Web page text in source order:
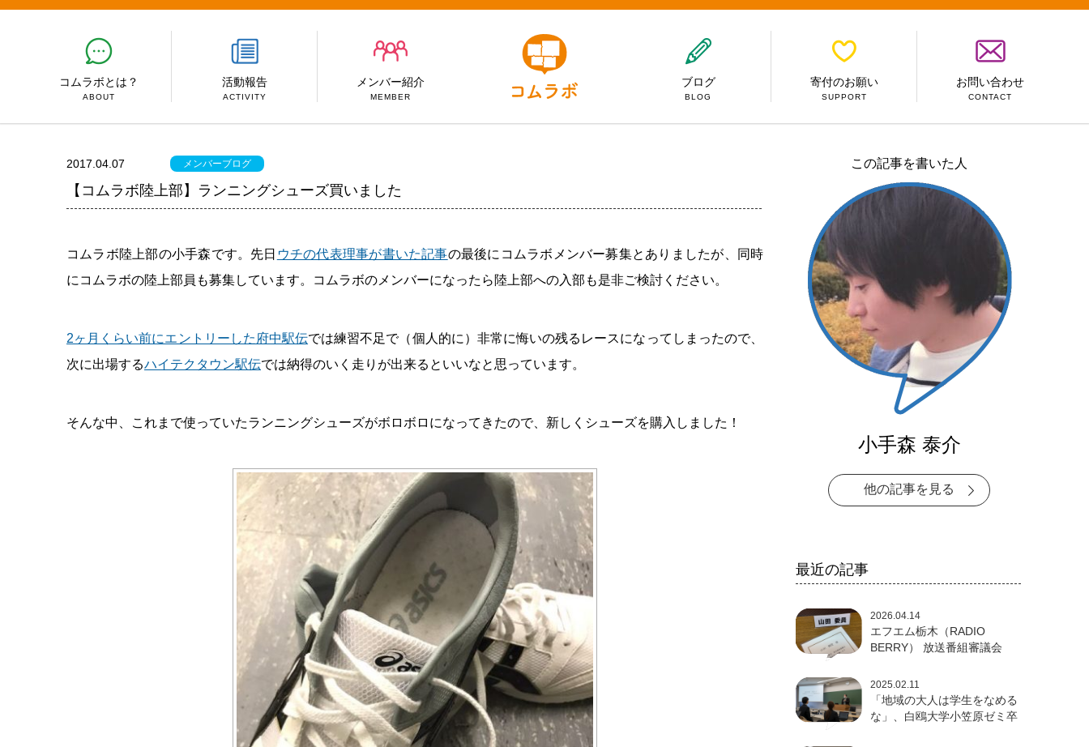
コムラボとは？
ABOUT
活動報告
ACTIVITY
メンバー紹介
MEMBER
ブログ
BLOG
寄付のお願い
SUPPORT
お問い合わせ
CONTACT
2017.04.07 メンバーブログ
【コムラボ陸上部】ランニングシューズ買いました
コムラボ陸上部の小手森です。先日 ウチの代表理事が書いた記事の最後にコムラボメンバー募集とありましたが、同時
にコムラボの陸上部員も募集しています。コムラボのメンバーになったら陸上部への入部も是非ご検討ください。
2ヶ月くらい前にエントリーした府中駅伝では練習不足で（個人的に）非常に悔いの残るレースになってしまったので、
次に出場するハイテクタウン駅伝では納得のいく走りが出来るといいなと思っています。
そんな中、これまで使っていたランニングシューズがボロボロになってきたので、新しくシューズを購入しました！
この記事を書いた人
小手森 泰介
他の記事を見る
最近の記事
2026.04.14
エフエム栃木（RADIO
BERRY） 放送番組審議会
2025.02.11
「地域の大人は学生をなめる
な」、白鴎大学小笠原ゼミ卒